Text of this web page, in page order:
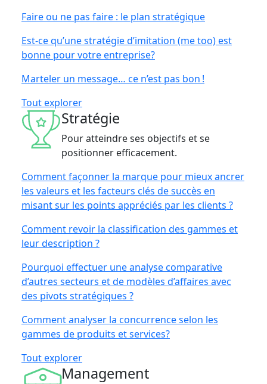
Faire ou ne pas faire : le plan stratégique
Est-ce qu’une stratégie d’imitation (me too) est
bonne pour votre entreprise?
Marteler un message… ce n’est pas bon !
Tout explorer
Stratégie
Pour atteindre ses objectifs et se
positionner efficacement.
Comment façonner la marque pour mieux ancrer
les valeurs et les facteurs clés de succès en
misant sur les points appréciés par les clients ?
Comment revoir la classification des gammes et
leur description ?
Pourquoi effectuer une analyse comparative
d’autres secteurs et de modèles d’affaires avec
des pivots stratégiques ?
Comment analyser la concurrence selon les
gammes de produits et services?
Tout explorer
Management